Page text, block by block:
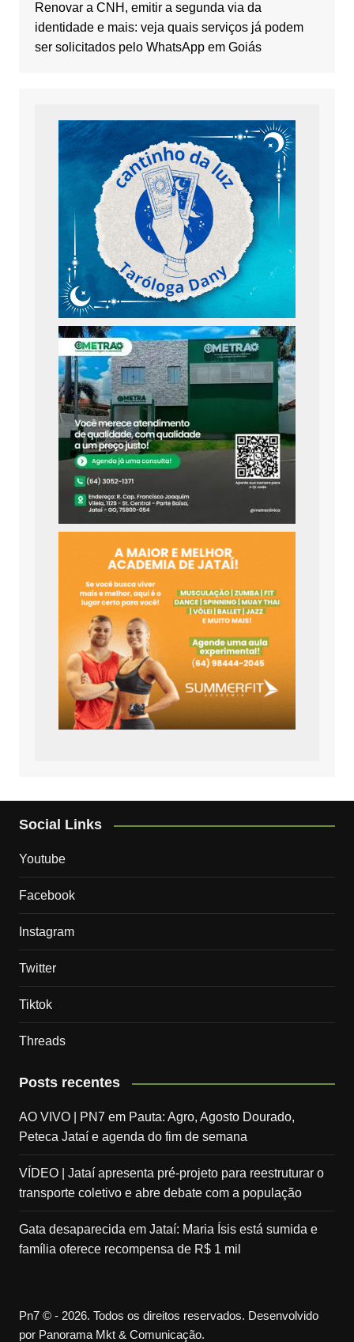
Renovar a CNH, emitir a segunda via da
identidade e mais: veja quais serviços já podem
ser solicitados pelo WhatsApp em Goiás
Social Links
Youtube
Facebook
Instagram
Twitter
Tiktok
Threads
Posts recentes
AO VIVO | PN7 em Pauta: Agro, Agosto Dourado,
Peteca Jataí e agenda do fim de semana
VÍDEO | Jataí apresenta pré-projeto para reestruturar o
transporte coletivo e abre debate com a população
Gata desaparecida em Jataí: Maria Ísis está sumida e
família oferece recompensa de R$ 1 mil
Pn7 © - 2026. Todos os direitos reservados. Desenvolvido
por Panorama Mkt & Comunicação.